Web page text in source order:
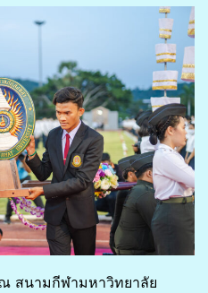
สนามกีฬามหาวิทยาลัย